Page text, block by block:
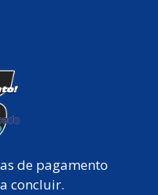
de pagamento
concluir.